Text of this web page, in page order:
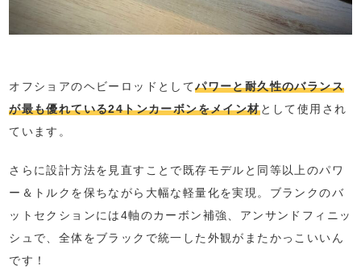
オフショアのヘビーロッドとしてパワーと耐久性のバランス
が最も優れている24トンカーボンをメイン材として使用され
ています。
さらに設計方法を見直すことで既存モデルと同等以上のパワ
ー＆トルクを保ちながら大幅な軽量化を実現。ブランクのバ
ットセクションには4軸のカーボン補強、アンサンドフィニッ
シュで、全体をブラックで統一した外観がまたかっこいいん
です！